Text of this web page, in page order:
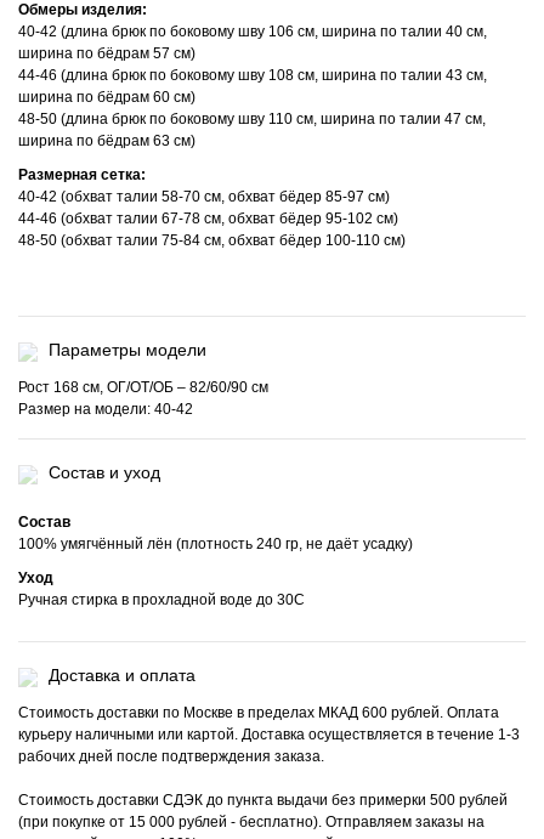
Обмеры изделия:
40-42 (длина брюк по боковому шву 106 см, ширина по талии 40 см,
ширина по бёдрам 57 см)
44-46 (длина брюк по боковому шву 108 см, ширина по талии 43 см,
ширина по бёдрам 60 см)
48-50 (длина брюк по боковому шву 110 см, ширина по талии 47 см,
ширина по бёдрам 63 см)
Размерная сетка:
40-42 (обхват талии 58-70 см, обхват бёдер 85-97 см)
44-46 (обхват талии 67-78 см, обхват бёдер 95-102 см)
48-50 (обхват талии 75-84 см, обхват бёдер 100-110 см)
Параметры модели
Рост 168 см, ОГ/ОТ/ОБ – 82/60/90 см
Размер на модели: 40-42
Состав и уход
Состав
100% умягчённый лён (плотность 240 гр, не даёт усадку)
Уход
Ручная стирка в прохладной воде до 30С
Доставка и оплата
Стоимость доставки по Москве в пределах МКАД 600 рублей. Оплата
курьеру наличными или картой. Доставка осуществляется в течение 1-3
рабочих дней после подтверждения заказа.
Стоимость доставки СДЭК до пункта выдачи без примерки 500 рублей
(при покупке от 15 000 рублей - бесплатно). Отправляем заказы на